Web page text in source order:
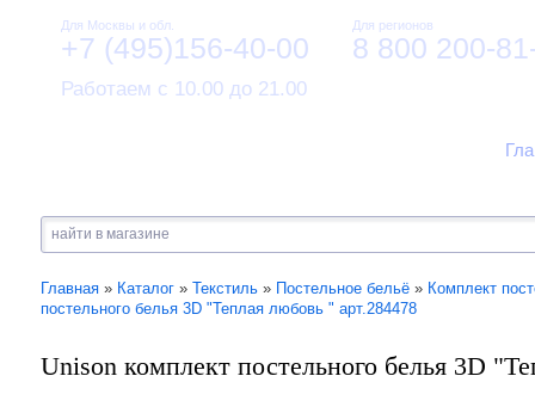
Для Москвы и обл.
+7 (495)156-40-00
Для регионов
8 800 200-
Работаем с 10.00 до 21.00
Главная» Каталог» Текстиль» Постельное бельё» Комплект
постельного белья 3D "Теплая любовь " арт.284478
Unison комплект постельного белья 3D